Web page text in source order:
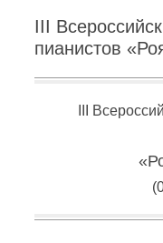
III
пианистов
III